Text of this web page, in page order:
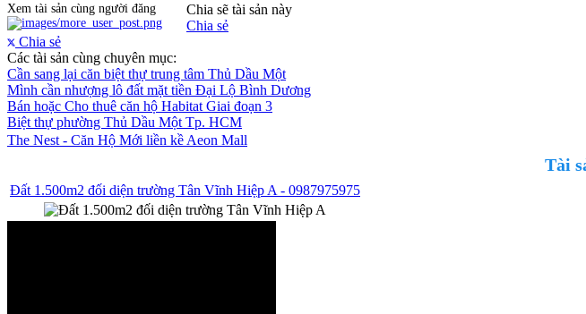
Xem tài sản cùng người đăng
Chia sẽ tài sản này
Chia sẻ
Chia sẻ
Các tài sản cùng chuyên mục:
Cần sang lại căn biệt thự trung tâm Thủ Dầu Một
Mình cần nhượng lô đất mặt tiền Đại Lộ Bình Dương
Bán hoặc Cho thuê căn hộ Habitat Giai đoạn 3
Biệt thự phường Thủ Dầu Một Tp. HCM
The Nest - Căn Hộ Mới liền kề Aeon Mall
Tài
Đất 1.500m2 đối diện trường Tân Vĩnh Hiệp A - 0987975975